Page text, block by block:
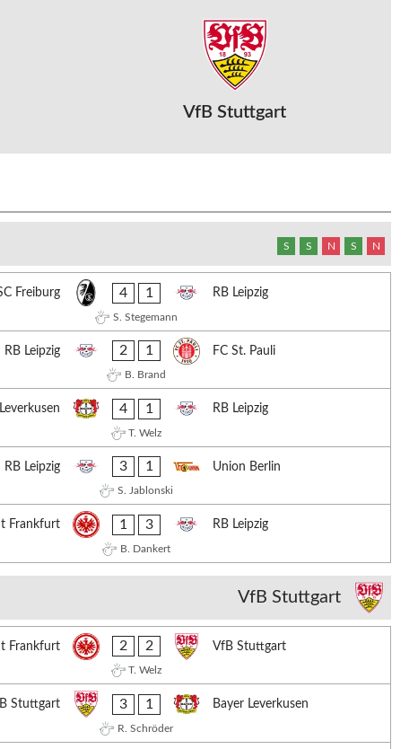
VfB Stuttgart
S S N S N
Freiburg 4 1 RB Leipzig
S. Stegemann
RB Leipzig 2 1 FC St. Pauli
B. Brand
4 1 RB Leipzig
T. Welz
RB Leipzig 3 1 Union Berlin
S. Jablonski
Frankfurt 1 3 RB Leipzig
B. Dankert
VfB Stuttgart
Frankfurt 2 2 VfB Stuttgart
T. Welz
Stuttgart 3 1 Bayer Leverkusen
R. Schröder